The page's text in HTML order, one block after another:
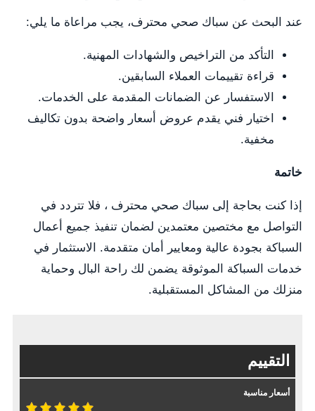
عند البحث عن سباك صحي محترف، يجب مراعاة ما يلي:
التأكد من التراخيص والشهادات المهنية.
قراءة تقييمات العملاء السابقين.
الاستفسار عن الضمانات المقدمة على الخدمات.
اختيار فني يقدم عروض أسعار واضحة بدون تكاليف
مخفية.
خاتمة
إذا كنت بحاجة إلى سباك صحي محترف ، فلا تتردد في
التواصل مع مختصين معتمدين لضمان تنفيذ جميع أعمال
السباكة بجودة عالية ومعايير أمان متقدمة. الاستثمار في
خدمات السباكة الموثوقة يضمن لك راحة البال وحماية
منزلك من المشاكل المستقبلية.
التقييم
أسعار مناسبة